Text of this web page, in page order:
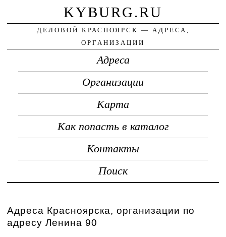
KYBURG.RU
ДЕЛОВОЙ КРАСНОЯРСК — АДРЕСА,
ОРГАНИЗАЦИИ
Адреса
Организации
Карта
Как попасть в каталог
Контакты
Поиск
Адреса Красноярска, организации по
адресу Ленина 90